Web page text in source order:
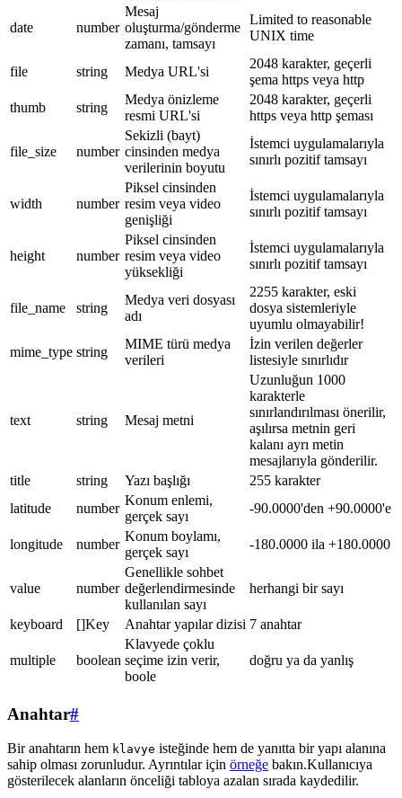
date number
Mesaj
oluşturma/gönderme
zamanı, tamsayı
Limited to reasonable
UNIX time
file string Medya URL'si
2048 karakter, geçerli
şema https veya http
thumb
string
Medya önizleme
resmi URL'si
2048 karakter, geçerli
https veya http şeması
file_size number
Sekizli (bayt)
cinsinden medya
verilerinin boyutu
İstemci uygulamalarıyla
sınırlı pozitif tamsayı
width number
Piksel cinsinden
resim veya video
genişliği
İstemci uygulamalarıyla
sınırlı pozitif tamsayı
height number
Piksel cinsinden
resim veya video
yüksekliği
İstemci uygulamalarıyla
sınırlı pozitif tamsayı
file_name string
Medya veri dosyası
adı
2255 karakter, eski
dosya sistemleriyle
uyumlu olmayabilir!
mime_type string
MIME türü medya
verileri
İzin verilen değerler
listesiyle sınırlıdır
text string Mesaj metni
Uzunluğun 1000
karakterle
sınırlandırılması önerilir,
aşılırsa metnin geri
kalanı ayrı metin
mesajlarıyla gönderilir.
title
string Yazı başlığı
255 karakter
latitude
number
Konum enlemi,
gerçek sayı
-90.0000'den +90.0000'e
longitude number
Konum boylamı,
gerçek sayı
-180.0000 ila +180.0000
value number
Genellikle sohbet
değerlendirmesinde
kullanılan sayı
herhangi bir sayı
keyboard []Key Anahtar yapılar dizisi 7 anahtar
multiple boolean
Klavyede çoklu
seçime izin verir,
boole
doğru ya da yanlış
Anahtar#
Bir anahtarın hem klavye isteğinde hem de yanıtta bir yapı alanına
sahip olması zorunludur. Ayrıntılar için örneğe bakın.Kullanıcıya
gösterilecek alanların önceliği tabloya azalan sırada kaydedilir.